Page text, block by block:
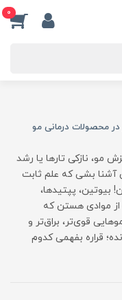
0
در محصولات درمانی مو
مو، نازکی تارها یا رشد
آشنا بشی که علم ثابت
پپتیدها،
موادی هستن که
قوی‌تر، براق‌تر و
قراره بفهمی کدوم